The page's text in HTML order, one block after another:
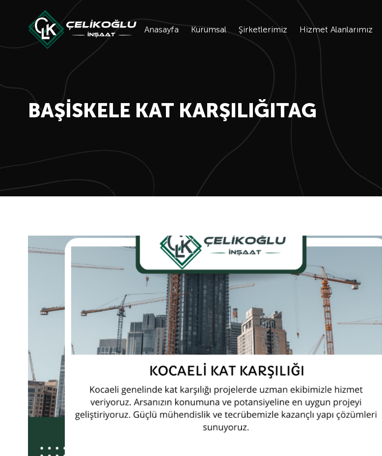
Anasayfa Kurumsal Şirketlerimiz Hizmet Alanlarımız
BAŞISKELE KAT KARŞILIĞITAG